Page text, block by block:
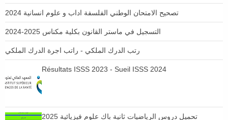
تصحيح الامتحان الوطني الفلسفة اداب و علوم انسانية 2024
التسجيل في ماستر القانون بكلية مكناس 2025-2024
رتب الدرك الملكي - راتب اجرة الدرك الملكي
Résultats ISSS 2023 - Sueil ISSS 2024
تحميل دروس الرياضيات ثانية باك علوم فيزيائية 2025